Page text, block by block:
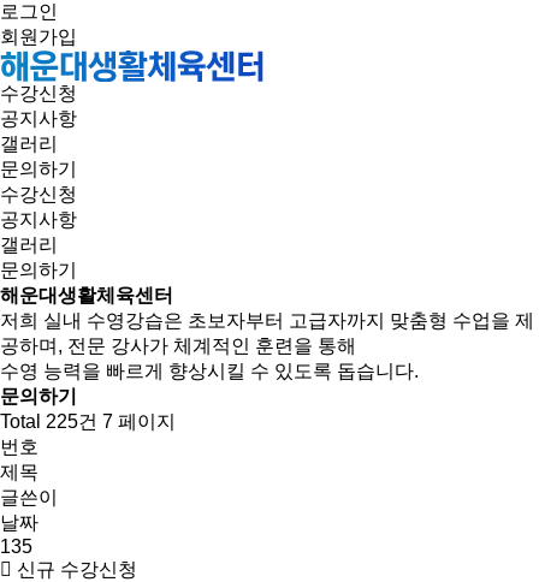
로그인
회원가입
수강신청
공지사항
갤러리
문의하기
수강신청
공지사항
갤러리
문의하기
해운대생활체육센터
저희 실내 수영강습은 초보자부터 고급자까지 맞춤형 수업을 제
공하며, 전문 강사가 체계적인 훈련을 통해
수영 능력을 빠르게 향상시킬 수 있도록 돕습니다.
문의하기
Total 225건 7 페이지
번호
제목
글쓴이
날짜
135
신규 수강신청